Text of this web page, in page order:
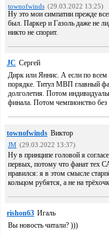
townofwinds (29.03.2022 13:25)
Ну это мои симпатии прежде
был. Паркер и Газоль даже не
никто не спорит.
JC Сергей
Дирк или Яннис. А если по всем
порядке. Титул МВП главный
долголетия. Потом
финала. Потом чемпионство
townofwinds Виктор
JM (29.03.2022 13:37)
Ну в принципе головой я
первых, потому что фанат тех
нравился: я в этом смысле
кольцом рубятся, а не на
rishon63 Игаль
Вы новость читали? )))